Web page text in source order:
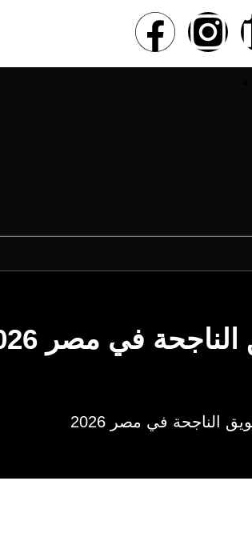
في مصر 2026
الناجحة في مصر 2026